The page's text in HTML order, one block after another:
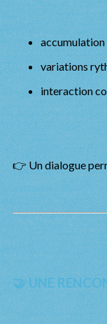
accumulation
variations
interaction
👉 Un dialogue
🤝 UNE